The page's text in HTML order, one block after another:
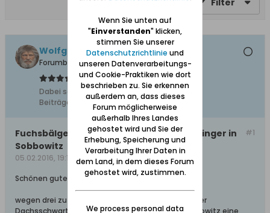
Filter
Wolfgang
Forumbetreiber
Dabei seit:
10.02.2008
Beiträge:
11627
#1
Fuchsbälge und Dachsschwarte bei Bahlinger in
Sobbowitz
05.02.2016, 19:15
Schönen guten Abend,
wegen drei zu verkaufenden Fuchsbälgen und einer
Dachsschwarte wurde von der Oberförsterei Sobbowitz eine
Wenn Sie unten auf
"Einverstanden" klicken,
stimmen Sie unserer
Datenschutzrichtlinie und
unseren Datenverarbeitungs-
und Cookie-Praktiken wie dort
beschrieben zu. Sie erkennen
außerdem an, dass dieses
Forum möglicherweise
außerhalb Ihres Landes
gehostet wird und Sie der
Erhebung, Speicherung und
Verarbeitung Ihrer Daten in
dem Land, in dem dieses Forum
gehostet wird, zustimmen.
We process personal data